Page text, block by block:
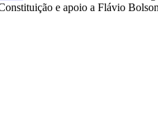
e apoio a Flávio